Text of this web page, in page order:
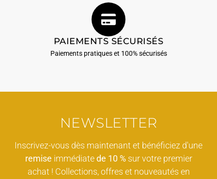
PAIEMENTS SÉCURISÉS
Paiements pratiques et 100% sécurisés
NEWSLETTER
Inscrivez-vous dès maintenant et bénéficiez d'une
remise immédiatede 10 %sur votre premier
achat ! Collections, offres et nouveautés en